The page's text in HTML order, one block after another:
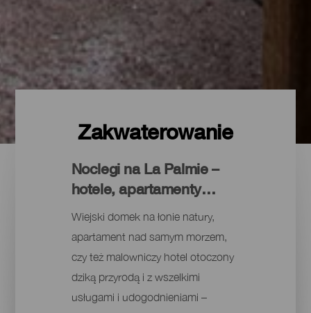
Zakwaterowanie
Noclegi na La Palmie –
hotele, apartamenty…
Wiejski domek na łonie natury,
apartament nad samym morzem,
czy też malowniczy hotel otoczony
dziką przyrodą i z wszelkimi
usługami i udogodnieniami –